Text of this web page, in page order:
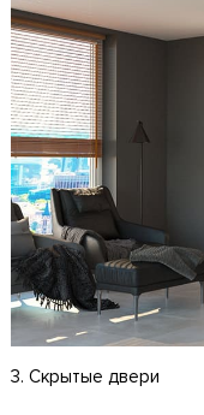
3. Скрытые двери